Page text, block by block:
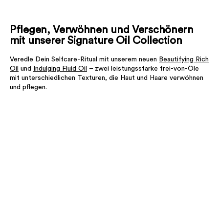
Pflegen, Verwöhnen und Verschönern
mit unserer Signature Oil Collection
Veredle Dein Selfcare-Ritual mit unserem neuen Beautifying Rich
Oil und Indulging Fluid Oil
– zwei leistungsstarke frei-von-Öle
mit unterschiedlichen Texturen, die Haut und Haare verwöhnen
und pflegen.